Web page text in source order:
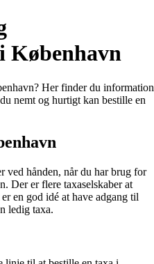
København
Her finder du information
nemt og hurtigt kan bestille en
ved hånden, når du har brug for
Der er flere taxaselskaber at
en god idé at have adgang til
ledig taxa.